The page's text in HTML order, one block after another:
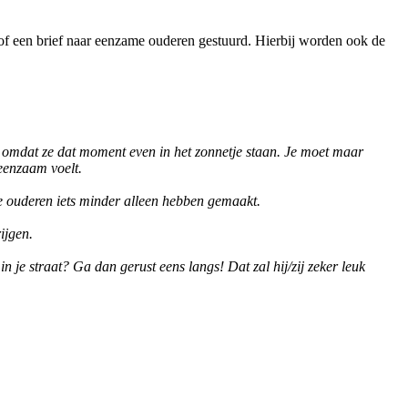
een brief naar eenzame ouderen gestuurd. Hierbij worden ook de
ze dat moment even in het zonnetje staan. Je moet maar
voelt.
iets minder alleen hebben gemaakt.
je straat? Ga dan gerust eens langs! Dat zal hij/zij zeker leuk